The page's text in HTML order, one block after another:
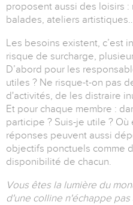
proposent aussi des loisirs
balades, ateliers
Les besoins existent, c’est
risque de surcharge,
D’abord pour les
utiles ? Ne risque-t-on pas
d'activités, de les distraire
Et pour chaque membre :
participe ? Suis-je utile ? Où
réponses peuvent aussi
objectifs ponctuels comme
disponibilité de chacun.
Vous êtes la lumière du
d'une colline n'échappe